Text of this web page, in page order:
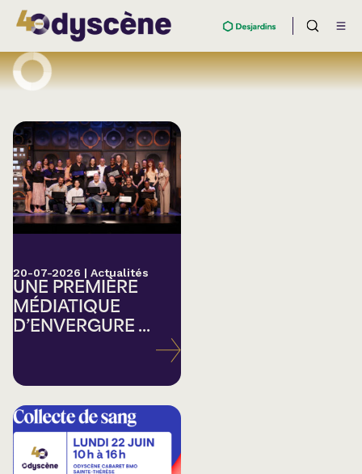
20-07-2026 | Actualités
UNE PREMIÈRE
MÉDIATIQUE
D’ENVERGURE ...